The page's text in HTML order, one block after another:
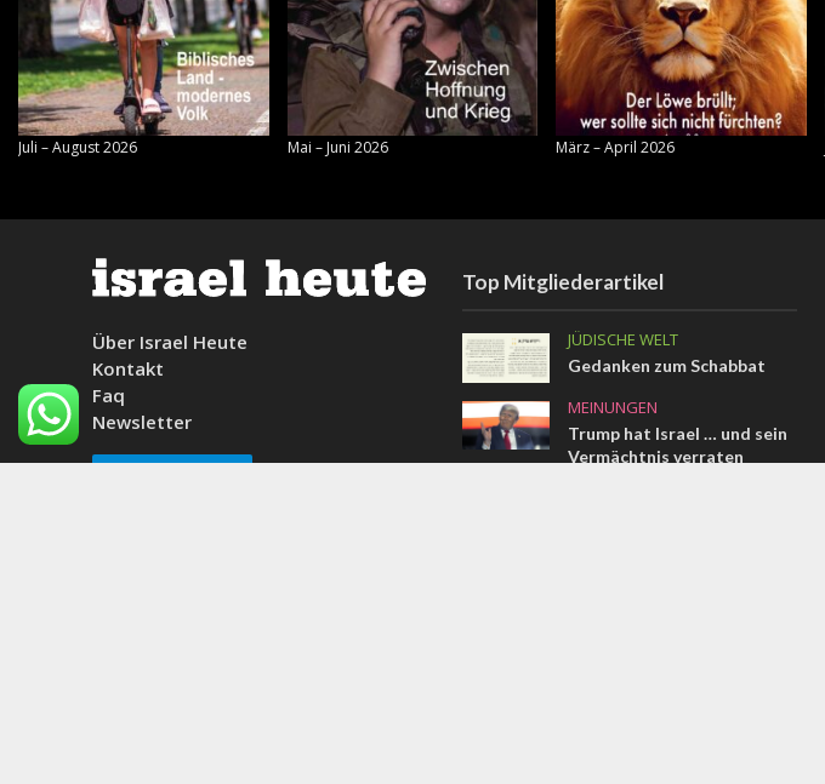
Juli – August 2026 Mai – Juni 2026 März – April 2026
Über Israel Heute
Kontakt
Faq
Newsletter
Top Mitgliederartikel
JÜDISCHE WELT
Gedanken zum Schabbat
MEINUNGEN
Trump hat Israel … und sein
Vermächtnis verraten